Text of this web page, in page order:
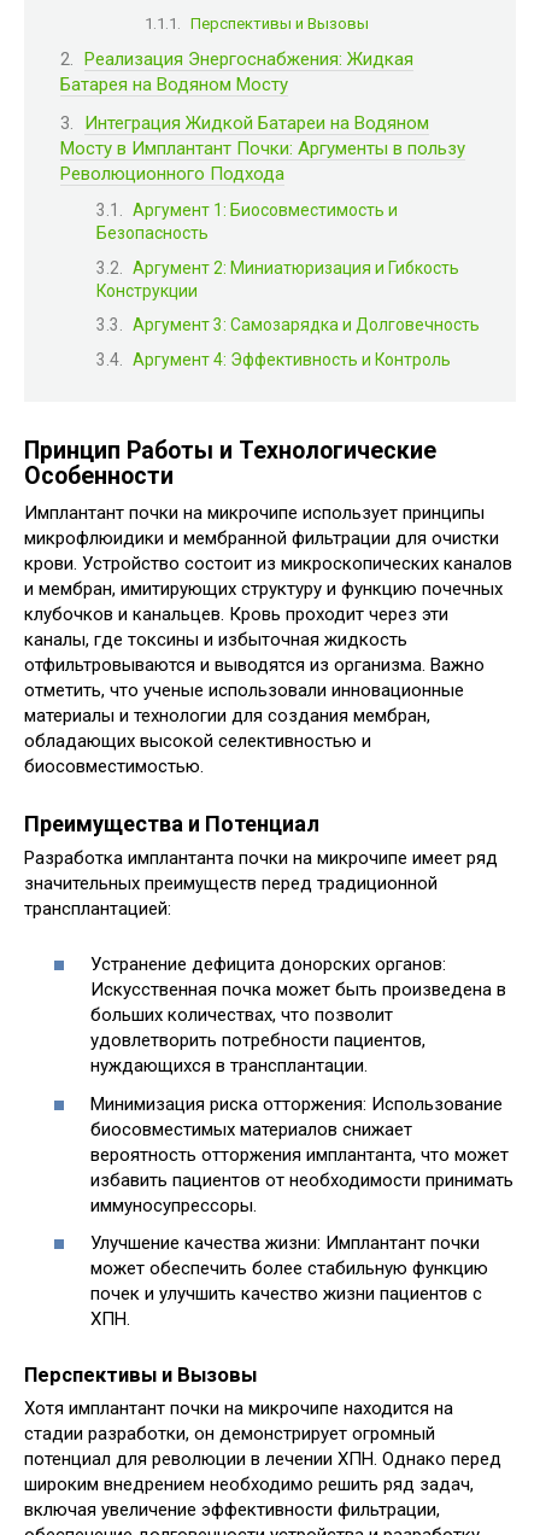
Перспективы и Вызовы
Реализация Энергоснабжения: Жидкая
Батарея на Водяном Мосту
Интеграция Жидкой Батареи на Водяном
Мосту в Имплантант Почки: Аргументы в пользу
Революционного Подхода
Аргумент 1: Биосовместимость и
Безопасность
Аргумент 2: Миниатюризация и Гибкость
Конструкции
Аргумент 3: Самозарядка и Долговечность
Аргумент 4: Эффективность и Контроль
Принцип Работы и Технологические
Особенности
Имплантант почки на микрочипе использует принципы
микрофлюидики и мембранной фильтрации для очистки
крови. Устройство состоит из микроскопических каналов
и мембран, имитирующих структуру и функцию почечных
клубочков и канальцев. Кровь проходит через эти
каналы, где токсины и избыточная жидкость
отфильтровываются и выводятся из организма. Важно
отметить, что ученые использовали инновационные
материалы и технологии для создания мембран,
обладающих высокой селективностью и
биосовместимостью.
Преимущества и Потенциал
Разработка имплантанта почки на микрочипе имеет ряд
значительных преимуществ перед традиционной
трансплантацией:
Устранение дефицита донорских органов:
Искусственная почка может быть произведена в
больших количествах, что позволит
удовлетворить потребности пациентов,
нуждающихся в трансплантации.
Минимизация риска отторжения: Использование
биосовместимых материалов снижает
вероятность отторжения имплантанта, что может
избавить пациентов от необходимости принимать
иммуносупрессоры.
Улучшение качества жизни: Имплантант почки
может обеспечить более стабильную функцию
почек и улучшить качество жизни пациентов с
ХПН.
Перспективы и Вызовы
Хотя имплантант почки на микрочипе находится на
стадии разработки, он демонстрирует огромный
потенциал для революции в лечении ХПН. Однако перед
широким внедрением необходимо решить ряд задач,
включая увеличение эффективности фильтрации,